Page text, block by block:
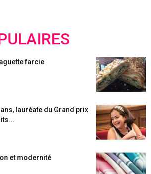
farcie
lauréate du Grand prix
et modernité